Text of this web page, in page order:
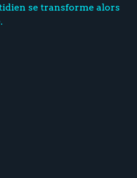
se transforme alors